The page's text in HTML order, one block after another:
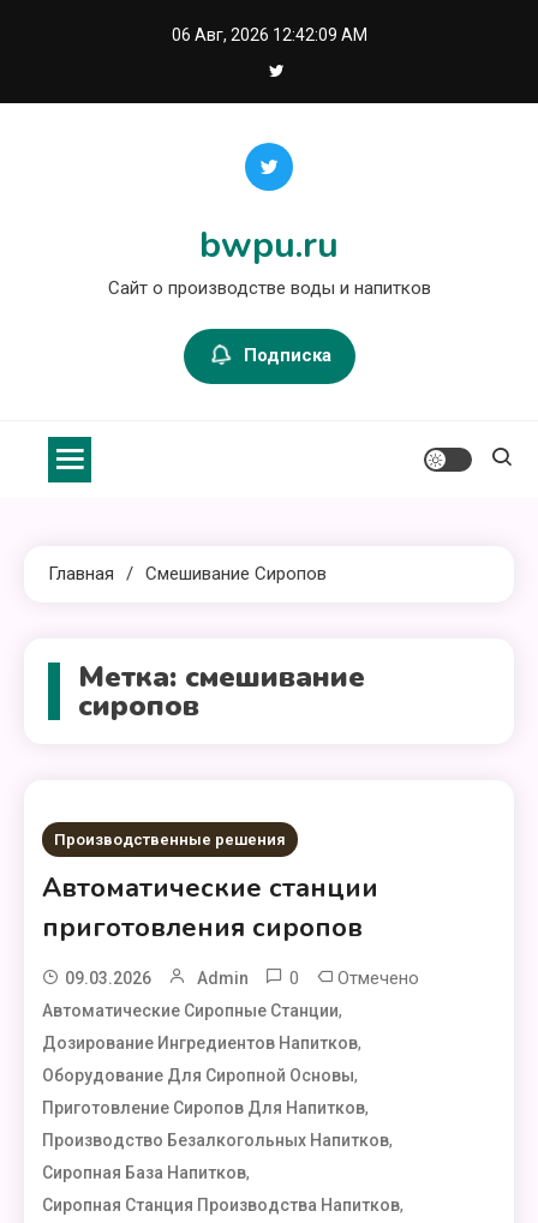
06 Авг, 2026 12:42:09 AM
bwpu.ru
Сайт о производстве воды и напитков
Подписка
Главная Смешивание Сиропов
Метка: смешивание
сиропов
Производственные решения
Автоматические станции
приготовления сиропов
09.03.2026 Admin 0 Отмечено
Автоматические Сиропные Станции,
Дозирование Ингредиентов Напитков,
Оборудование Для Сиропной Основы,
Приготовление Сиропов Для Напитков,
Производство Безалкогольных Напитков,
Сиропная База Напитков,
Сиропная Станция Производства Напитков,